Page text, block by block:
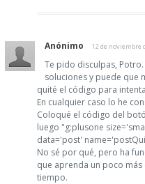
Anónimo 12 de noviembre
Te pido disculpas,
soluciones y puede que
quité el código para
En cualquier caso lo he
Coloqué el código del
luego "g:plusone
data='post'
No sé por qué, pero ha
que aprenda un poco
tiempo.